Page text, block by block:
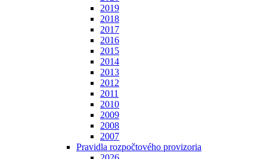
2019
2018
2017
2016
2015
2014
2013
2012
2011
2010
2009
2008
2007
Pravidla rozpočtového provizoria